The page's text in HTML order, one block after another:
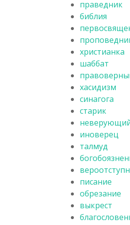
праведник
библия
христианка
шаббат
хасидизм
синагога
старик
иноверец
талмуд
писание
обрезание
выкрест